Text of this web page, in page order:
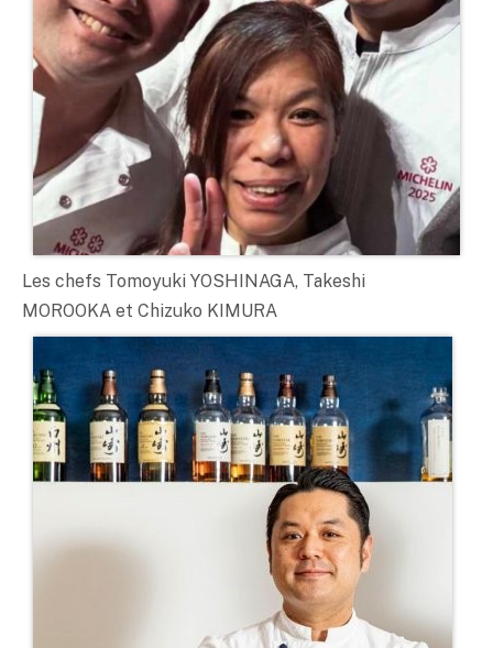
Les chefs Tomoyuki YOSHINAGA, Takeshi
MOROOKA et Chizuko KIMURA